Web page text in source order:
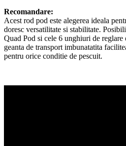
Recomandare:
Acest rod pod este alegerea ideala
doresc versatilitate si stabilitate.
Quad Pod si cele 6 unghiuri de
geanta de transport imbunatatita
pentru orice conditie de pescuit.